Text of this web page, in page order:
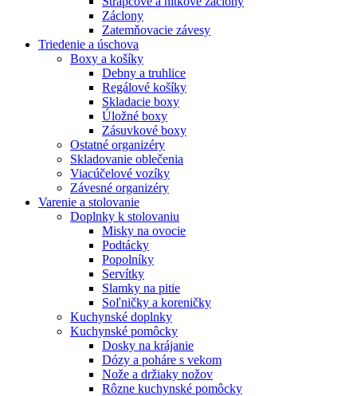
Záclony
Zatemňovacie závesy
Triedenie a úschova
Boxy a košíky
Debny a truhlice
Regálové košíky
Skladacie boxy
Úložné boxy
Zásuvkové boxy
Ostatné organizéry
Skladovanie oblečenia
Viacúčelové vozíky
Závesné organizéry
Varenie a stolovanie
Doplnky k stolovaniu
Misky na ovocie
Podtácky
Popolníky
Servítky
Slamky na pitie
Soľničky a koreničky
Kuchynské doplnky
Kuchynské pomôcky
Dosky na krájanie
Dózy a poháre s vekom
Nože a držiaky nožov
Rôzne kuchynské pomôcky